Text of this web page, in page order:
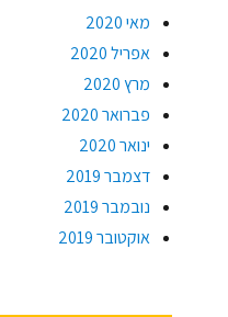
מאי 2020
אפריל 2020
מרץ 2020
פברואר 2020
ינואר 2020
דצמבר 2019
נובמבר 2019
אוקטובר 2019